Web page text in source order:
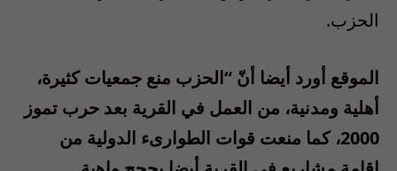
الحزب.
الموقع أورد أيضا أنّ “الحزب منع جمعيات كثيرة،
أهلية ومدنية، من العمل في القرية بعد حرب تموز
2000، كما منعت قوات الطوارىء الدولية من